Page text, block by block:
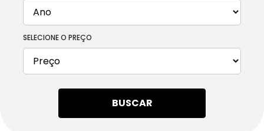
SELECIONE O PREÇO
BUSCAR